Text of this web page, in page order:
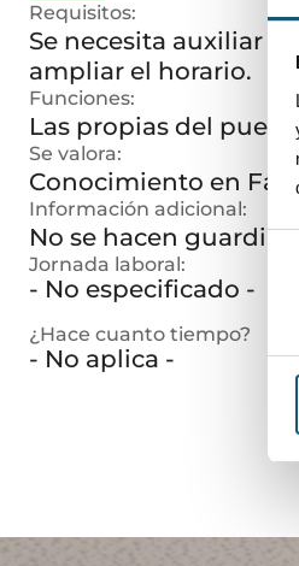
Requisitos:
Se necesita auxiliar
ampliar el horario.
Funciones:
Las propias del
Se valora:
Conocimiento en
Información adicional:
No se hacen guardias.
Jornada laboral:
- No especificado -
¿Hace cuanto tiempo?
- No aplica -